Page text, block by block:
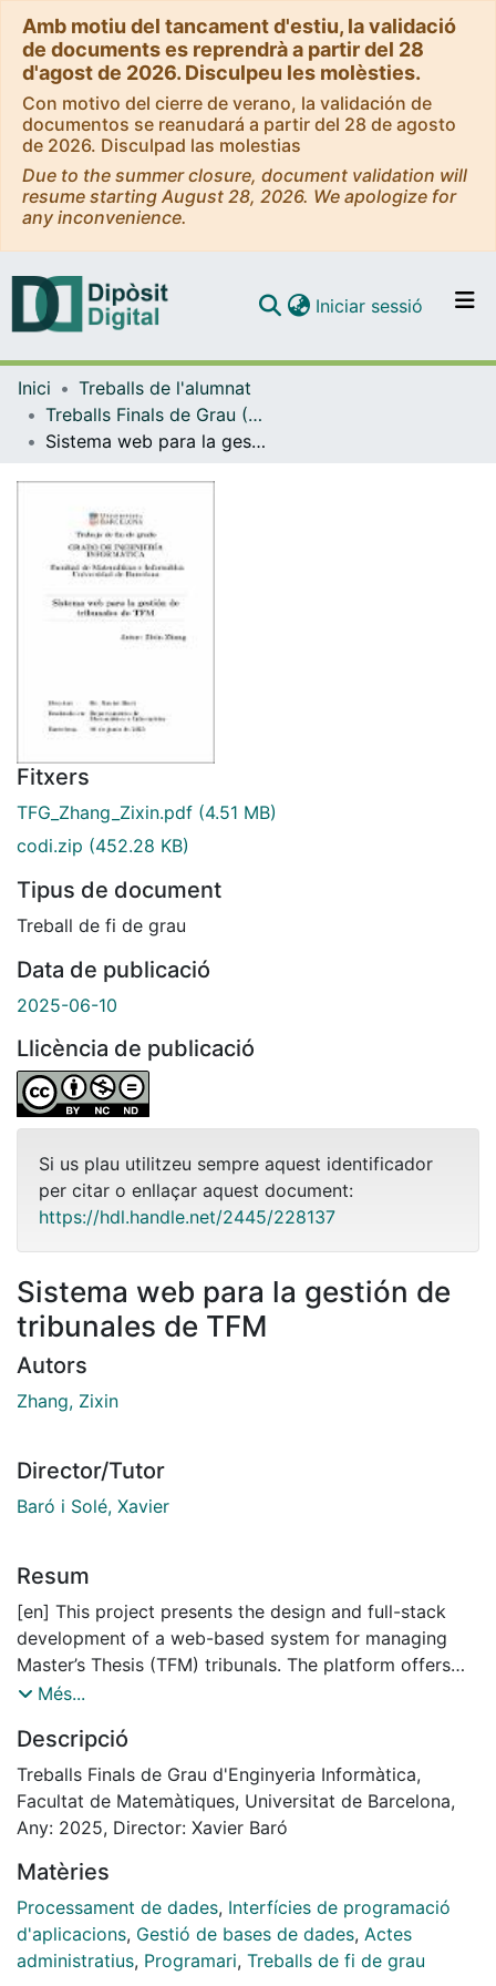
Amb motiu del tancament d'estiu, la validació
de documents es reprendrà a partir del 28
d'agost de 2026. Disculpeu les molèsties.
Con motivo del cierre de verano, la validación de
documentos se reanudará a partir del 28 de agosto
de 2026. Disculpad las molestias
Due to the summer closure, document validation will
resume starting August 28, 2026. We apologize for
any inconvenience.
Navega per tot el DD
Iniciar sessió (current)
Inici
Treballs de l'alumnat
Treballs Finals de Grau (TFG) - Enginyeria Informàtica
Sistema web para la gestión de tribunales de TFM
Fitxers
TFG_Zhang_Zixin.pdf (4.51 MB)
codi.zip (452.28 KB)
Tipus de document
Treball de fi de grau
Data de publicació
2025-06-10
Llicència de publicació
Si us plau utilitzeu sempre aquest identificador
per citar o enllaçar aquest document:
https://hdl.handle.net/2445/228137
Sistema web para la gestión de
tribunales de TFM
Autors
Zhang, Zixin
Director/Tutor
Baró i Solé, Xavier
Resum
[en] This project presents the design and full-stack
development of a web-based system for managing
Master’s Thesis (TFM) tribunals. The platform offers
features such as user and role management,
coordination between students, professors, and
administrative staff. Developed individually from
scratch, the system integrates both frontend and
backend using modern technologies and adheres to
highlights personal growth through autonomous
learning and complete ownership of the development
process.
Més...
Descripció
Treballs Finals de Grau d'Enginyeria Informàtica,
Facultat de Matemàtiques, Universitat de Barcelona,
Any: 2025, Director: Xavier Baró
Matèries
Processament de dades, Interfícies de programació
d'aplicacions, Gestió de bases de dades, Actes
administratius, Programari, Treballs de fi de grau